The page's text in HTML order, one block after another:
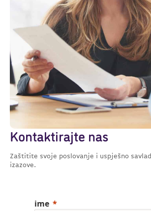
Kontaktirajte nas
Zaštitite svoje poslovanje i uspješno
izazove.
ime